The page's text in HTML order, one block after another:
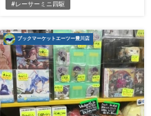
#レーサーミニ四駆
ブックマーケットエーツー豊川店